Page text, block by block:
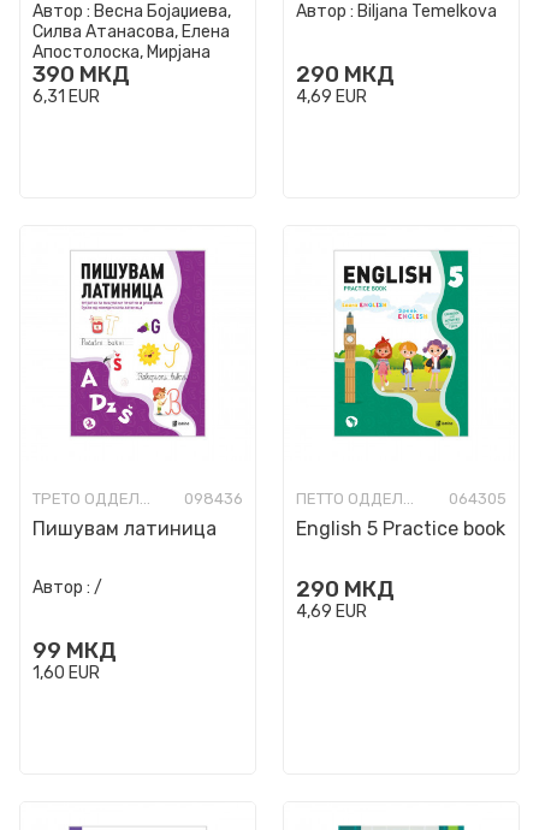
Автор : Весна Бојаџиева,
Силва Атанасова, Елена
Апостолоска, Мирјана
Марковска-Димовиќ,
Борис Лушески
390 МКД
6,31 EUR
activities for English
Автор : Biljana Temelkova
290 МКД
4,69 EUR
ТРЕТО ОДДЕЛЕНИЕ 098436
Пишувам латиница
Автор : /
99 МКД
1,60 EUR
ПЕТТО ОДДЕЛЕНИЕ 064305
English 5 Practice book
290 МКД
4,69 EUR